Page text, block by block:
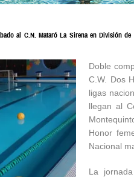
al C.N. Mataró La Sirena en División
Doble
C.W. Dos
ligas
llegan al
Honor
Nacional
La